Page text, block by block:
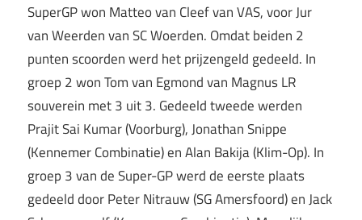
SuperGP won Matteo van Cleef van VAS, voor Jur
van Weerden van SC Woerden. Omdat beiden 2
punten scoorden werd het prijzengeld gedeeld. In
groep 2 won Tom van Egmond van Magnus LR
souverein met 3 uit 3. Gedeeld tweede werden
Prajit Sai Kumar (Voorburg), Jonathan Snippe
(Kennemer Combinatie) en Alan Bakija (Klim-Op). In
groep 3 van de Super-GP werd de eerste plaats
gedeeld door Peter Nitrauw (SG Amersfoord) en Jack